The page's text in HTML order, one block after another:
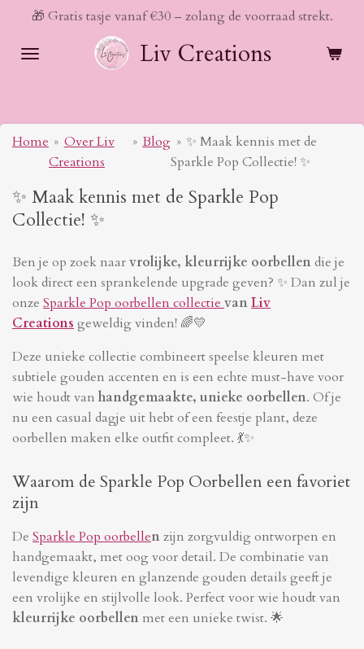
naar
Liv Creations
🎁 Gratis tasje vanaf €30 – zolang de voorraad strekt.
Home » Over Liv
Creations
» Blog » ✨ Maak kennis met de
Sparkle Pop Collectie! ✨
✨ Maak kennis met de Sparkle Pop
Collectie! ✨
Ben je op zoek naarvrolijke, kleurrijke oorbellendie je
look direct een sprankelende upgrade geven? ✨ Dan zul je
onze Sparkle Pop oorbellen collectie vanLiv
Creations geweldig vinden! 🌈💛
Deze unieke collectie combineert speelse kleuren met
subtiele gouden accenten en is een echte must-have voor
wie houdt van handgemaakte, unieke oorbellen. Of je
nu een casual dagje uit hebt of een feestje plant, deze
oorbellen maken elke outfit compleet. 💃✨
Waarom de Sparkle Pop Oorbellen een favoriet
zijn
De Sparkle Pop oorbellenzijn zorgvuldig ontworpen en
handgemaakt, met oog voor detail. De combinatie van
levendige kleuren en glanzende gouden details geeft je
een vrolijke en stijlvolle look. Perfect voor wie houdt van
kleurrijke oorbellen met een unieke twist. 🌟